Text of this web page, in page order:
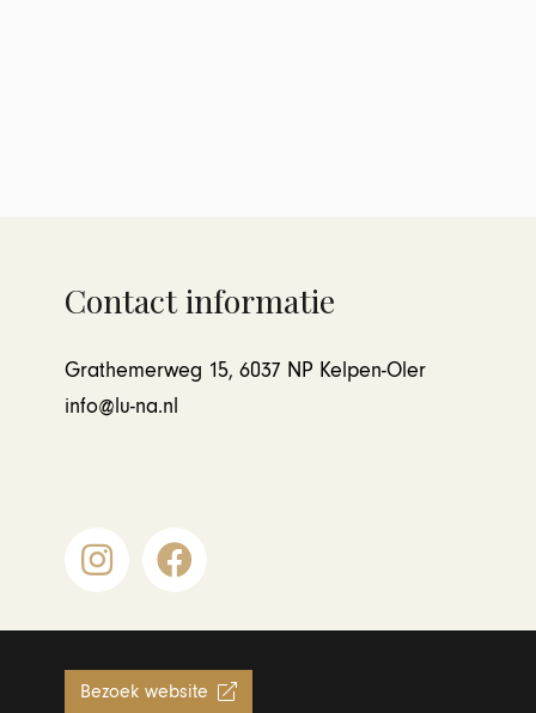
Contact informatie
Grathemerweg 15, 6037 NP Kelpen-Oler
info@lu-na.nl
Bezoek website